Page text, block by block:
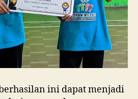
ini dapat menjadi